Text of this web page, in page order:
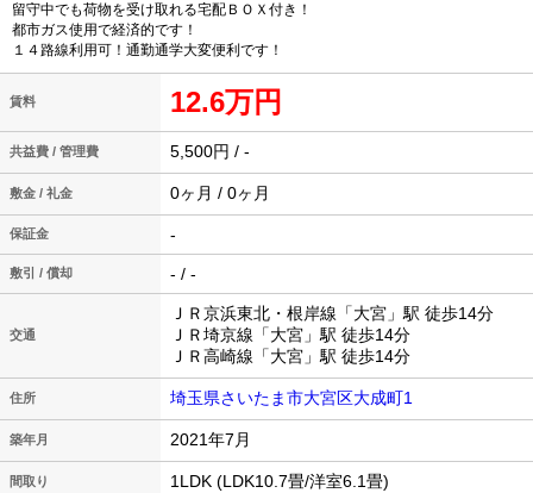
留守中でも荷物を受け取れる宅配ＢＯＸ付き！
都市ガス使用で経済的です！
１４路線利用可！通勤通学大変便利です！
賃料 12.6万円
共益費 / 管理費 5,500円 / -
敷金 / 礼金 0ヶ月 / 0ヶ月
保証金 -
敷引 / 償却 - / -
交通
ＪＲ京浜東北・根岸線「大宮」駅 徒歩14分
ＪＲ埼京線「大宮」駅 徒歩14分
ＪＲ高崎線「大宮」駅 徒歩14分
住所 埼玉県さいたま市大宮区大成町1
築年月 2021年7月
間取り 1LDK (LDK10.7畳/洋室6.1畳)